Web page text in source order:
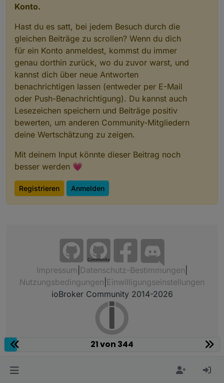
Konto.
Hast du es satt, bei jedem Besuch durch die
gleichen Beiträge zu scrollen? Wenn du dich
für ein Konto anmeldest, kommst du immer
genau dorthin zurück, wo du zuvor warst, und
kannst dich über neue Antworten
benachrichtigen lassen (entweder per E-Mail
oder Push-Benachrichtigung). Du kannst auch
Lesezeichen speichern und Beiträge positiv
bewerten, um anderen Community-Mitgliedern
deine Wertschätzung zu zeigen.
Mit deinem Input könnte dieser Beitrag noch
besser werden 💗
Registrieren Anmelden
Community
Impressum Datenschutz-Bestimmungen
Nutzungsbedingungen Einwilligungseinstellungen
ioBroker Community 2014-2026
21 von 344